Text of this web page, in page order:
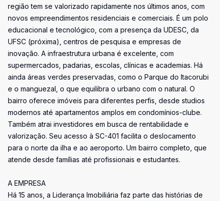
região tem se valorizado rapidamente nos últimos anos, com
novos empreendimentos residenciais e comerciais. É um polo
educacional e tecnológico, com a presença da UDESC, da
UFSC (próxima), centros de pesquisa e empresas de
inovação. A infraestrutura urbana é excelente, com
supermercados, padarias, escolas, clínicas e academias. Há
ainda áreas verdes preservadas, como o Parque do Itacorubi
e o manguezal, o que equilibra o urbano com o natural. O
bairro oferece imóveis para diferentes perfis, desde studios
modernos até apartamentos amplos em condomínios-clube.
Também atrai investidores em busca de rentabilidade e
valorização. Seu acesso à SC-401 facilita o deslocamento
para o norte da ilha e ao aeroporto. Um bairro completo, que
atende desde famílias até profissionais e estudantes.
A EMPRESA
Há 15 anos, a Liderança Imobiliária faz parte das histórias de